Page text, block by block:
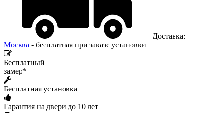
Доставка:
Москва - бесплатная при заказе установки
Бесплатный
замер*
Бесплатная установка
Гарантия на двери до 10 лет